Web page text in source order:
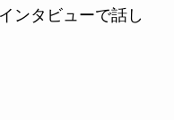
ンタビューで話し